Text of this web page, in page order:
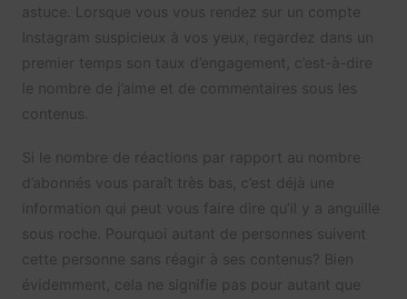
astuce. Lorsque vous vous rendez sur un compte
Instagram suspicieux à vos yeux, regardez dans un
premier temps son taux d’engagement, c’est-à-dire
le nombre de j’aime et de commentaires sous les
contenus.
Si le nombre de réactions par rapport au nombre
d’abonnés vous paraît très bas, c’est déjà une
information qui peut vous faire dire qu’il y a anguille
sous roche. Pourquoi autant de personnes suivent
cette personne sans réagir à ses contenus? Bien
évidemment, cela ne signifie pas pour autant que